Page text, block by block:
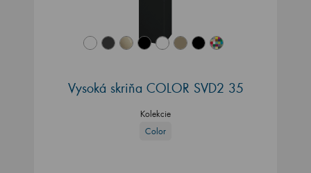
Vysoká skriňa COLOR SVD2 35
Kolekcie
Color